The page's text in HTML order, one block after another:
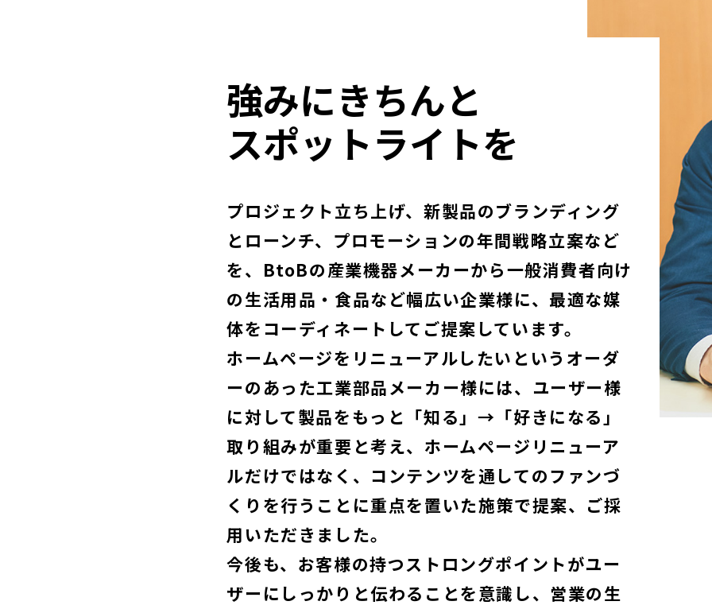
強みにきちんと
スポットライトを
プロジェクト立ち上げ、新製品のブランディング
とローンチ、プロモーションの年間戦略立案など
を、BtoBの産業機器メーカーから一般消費者向け
の生活用品・食品など幅広い企業様に、最適な媒
体をコーディネートしてご提案しています。
ホームページをリニューアルしたいというオーダ
ーのあった工業部品メーカー様には、ユーザー様
に対して製品をもっと「知る」→「好きになる」
取り組みが重要と考え、ホームページリニューア
ルだけではなく、コンテンツを通してのファンづ
くりを行うことに重点を置いた施策で提案、ご採
用いただきました。
今後も、お客様の持つストロングポイントがユー
ザーにしっかりと伝わることを意識し、営業の生